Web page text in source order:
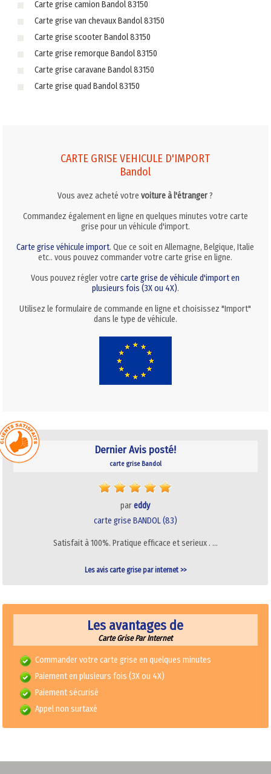
Carte grise camion Bandol 83150
Carte grise van chevaux Bandol 83150
Carte grise scooter Bandol 83150
Carte grise remorque Bandol 83150
Carte grise caravane Bandol 83150
Carte grise quad Bandol 83150
CARTE GRISE VEHICULE D'IMPORT
Bandol
Vous avez acheté votrevoiture à l'étranger?
Commandez également en ligne en quelques minutes votre carte
grise pour un véhicule d'import.
Carte grise véhicule import. Que ce soit en Allemagne, Belgique, Italie
etc.. vous pouvez commander votre carte grise en ligne.
Vous pouvez régler votrecarte grise de véhicule d'import en
plusieurs fois (3X ou 4X).
Utilisez le formulaire de commande en ligne et choisissez "Import"
dans le type de véhicule.
Dernier Avis posté!
carte grise Bandol
pareddy
carte grise BANDOL (83)
Satisfait à 100%. Pratique efficace et serieux . …
Les avis carte grise par internet >>
Les avantages de
Carte Grise Par Internet
Commander votre carte grise en quelques minutes
Paiement en plusieurs fois (3X ou 4X)
Paiement sécurisé
Appel non surtaxé